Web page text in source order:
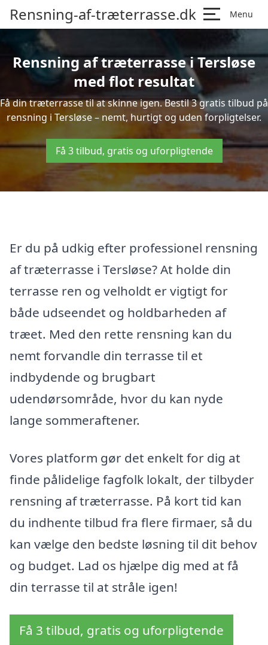
Rensning-af-træterrasse.dk Menu
Rensning af træterrasse i Tersløse
med flot resultat
Få din træterrasse til at skinne igen. Bestil 3 gratis tilbud på
rensning i Tersløse – nemt, hurtigt og uden forpligtelser.
Få 3 tilbud, gratis og uforpligtende
Er du på udkig efter professionel rensning
af træterrasse i Tersløse? At holde din
terrasse ren og velholdt er vigtigt for
både udseendet og holdbarheden af
træet. Med den rette rensning kan du
nemt forvandle din terrasse til et
indbydende og brugbart
udendørsområde, hvor du kan nyde
lange sommeraftener.
Vores platform gør det enkelt for dig at
finde pålidelige fagfolk lokalt, der tilbyder
rensning af træterrasse. På kort tid kan
du indhente tilbud fra flere firmaer, så du
kan vælge den bedste løsning til dit behov
og budget. Lad os hjælpe dig med at få
din terrasse til at stråle igen!
Få 3 tilbud, gratis og uforpligtende